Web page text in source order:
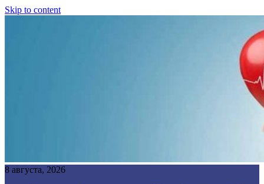
Skip to content
8 августа, 2026